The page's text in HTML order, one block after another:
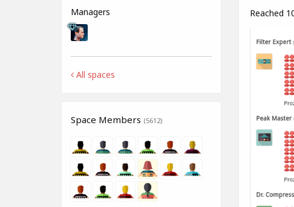
Managers
All spaces
Space Members (5612)
Reached